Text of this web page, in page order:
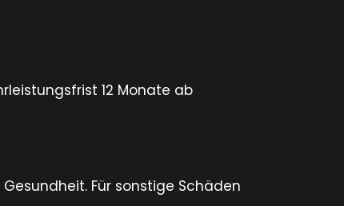
12 Monate ab
Für sonstige Schäden